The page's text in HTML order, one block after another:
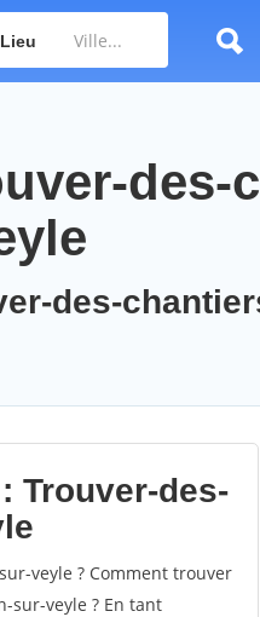
Lieu
des-
des-
Trouver-des-
veyle ? Comment trouver
sur-veyle ? En tant